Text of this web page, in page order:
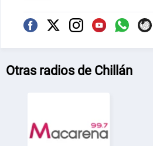
Otras radios de Chillán